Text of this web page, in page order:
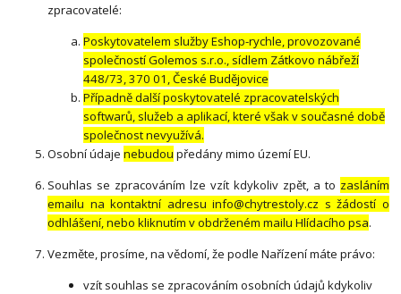
zpracovatelé:
Poskytovatelem služby Eshop-rychle, provozované
společností Golemos s.r.o., sídlem Zátkovo nábřeží
448/73, 370 01, České Budějovice
Případně další poskytovatelé zpracovatelských
softwarů, služeb a aplikací, které však v současné době
společnost nevyužívá.
Osobní údajenebudou předány mimo území EU.
Souhlas se zpracováním lze vzít kdykoliv zpět, a to zasláním
emailu na kontaktní adresu info@chytrestoly.cz s žádostí o
odhlášení, nebo kliknutím v obdrženém mailu Hlídacího psa.
Vezměte, prosíme, na vědomí, že podle Nařízení máte právo:
vzít souhlas se zpracováním osobních údajů kdykoliv